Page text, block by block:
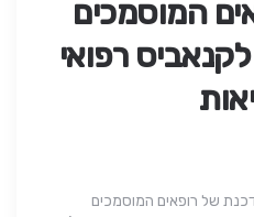
המוסמכים
רפואי
של רופאים המוסמכים